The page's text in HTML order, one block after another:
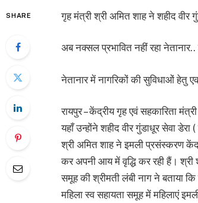
SHARE गृह मंत्री श्री अमित शाह ने शहीद
अब नक्सल प्रभावित नहीं रहा
नेतानार में नागरिकों की सुविधाओं हेतु
रायपुर – केंद्रीय गृह एवं सहकारिता
यहाँ उन्होंने शहीद वीर गुंडाधूर सेवा
श्री अमित शाह ने इमली प्रसंस्करण
कर अपनी आय में वृद्धि कर रही हैं। श्री
समूह की श्रीमती लंबी नाग ने
महिला स्व सहायता समूह में महिलाएं